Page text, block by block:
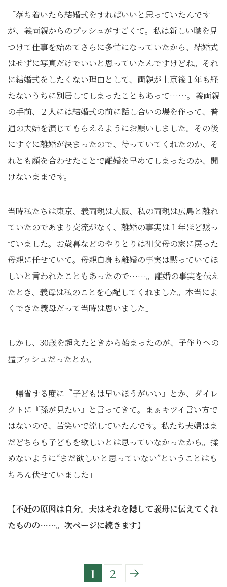
「落ち着いたら結婚式をすればいいと思っていたんです
が、義両親からのプッシュがすごくて。私は新しい職を見
つけて仕事を始めてさらに多忙になっていたから、結婚式
はせずに写真だけでいいと思っていたんですけどね。それ
に結婚式をしたくない理由として、両親が上京後１年も経
たないうちに別居してしまったこともあって……。義両親
の手前、２人には結婚式の前に話し合いの場を作って、普
通の夫婦を演じてもらえるようにお願いしました。その後
にすぐに離婚が決まったので、待っていてくれたのか、そ
れとも顔を合わせたことで離婚を早めてしまったのか、聞
けないままです。
当時私たちは東京、義両親は大阪、私の両親は広島と離れ
ていたのであまり交流がなく、離婚の事実は１年ほど黙っ
ていました。お歳暮などのやりとりは祖父母の家に戻った
母親に任せていて。母親自身も離婚の事実は黙っていてほ
しいと言われたこともあったので……。離婚の事実を伝え
たとき、義母は私のことを心配してくれました。本当によ
くできた義母だって当時は思いました」
しかし、30歳を超えたときから始まったのが、子作りへの
猛プッシュだったとか。
「帰省する度に『子どもは早いほうがいい』とか、ダイレ
クトに『孫が見たい』と言ってきて。まぁキツイ言い方で
はないので、苦笑いで流していたんです。私たち夫婦はま
だどちらも子どもを欲しいとは思っていなかったから。揉
めないように“まだ欲しいと思っていない”ということはも
ちろん伏せていました」
【不妊の原因は自分。夫はそれを隠して義母に伝えてくれ
たものの……。次ページに続きます】
1 2